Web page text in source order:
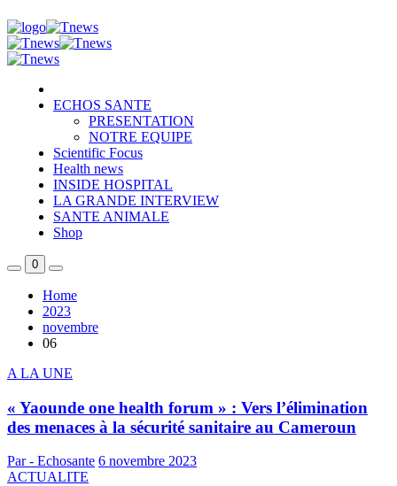
ECHOS SANTE
PRESENTATION
NOTRE EQUIPE
Scientific Focus
Health news
INSIDE HOSPITAL
LA GRANDE INTERVIEW
SANTE ANIMALE
Shop
0
Home
2023
novembre
06
A LA UNE
« Yaounde one health forum » : Vers l’élimination
des menaces à la sécurité sanitaire au Cameroun
Par - Echosante 6 novembre 2023
ACTUALITE